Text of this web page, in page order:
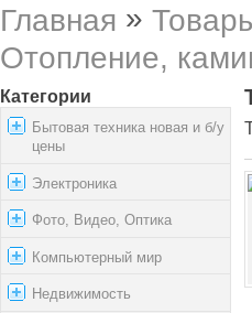
Главная »
Отопление,
Категории
Бытовая техника новая и б/у
цены
Электроника
Фото, Видео, Оптика
Компьютерный мир
Недвижимость